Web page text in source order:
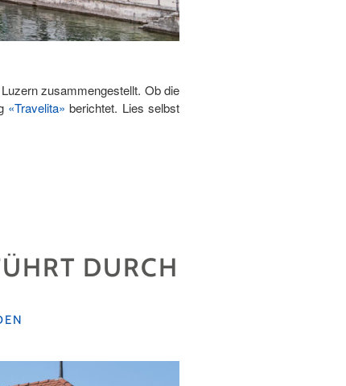
zusammengestellt. Ob die
«Travelita» berichtet. Lies selbst
DURCH